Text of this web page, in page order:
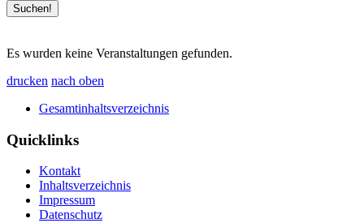
Es wurden keine Veranstaltungen gefunden.
drucken nach oben
Gesamtinhaltsverzeichnis
Quicklinks
Kontakt
Inhaltsverzeichnis
Impressum
Datenschutz